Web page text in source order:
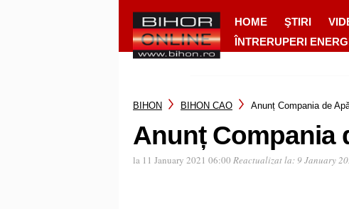
HOME ŞTIRI
ÎNTRERUPERI
BIHON BIHON CAO Anunț Compania de
Anunț Compania
la 11 January 2021 06:00 Reactualizat la: 9 January